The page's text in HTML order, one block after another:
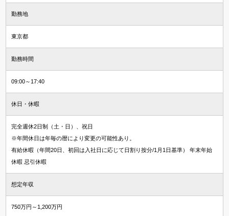
勤務地
東京都
勤務時間
09:00～17:40
休日・休暇
完全週休2日制（土・日）、祝日
※年間休日は年毎の暦により変更の可能性あり。
有給休暇（年間20⽇、初回は⼊社⽇に応じて⽇割り按分/1⽉1⽇基準） 年末年始
休暇 忌引休暇
想定年収
750万円～1,200万円